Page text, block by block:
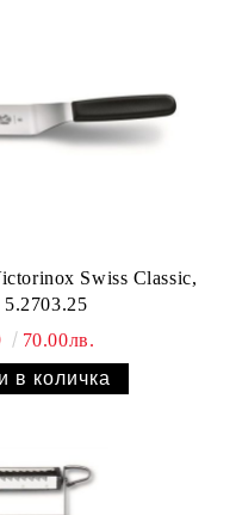
Swiss Classic,
25 см 5.2703.25
70.00лв.